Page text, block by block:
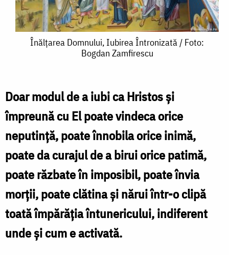
Înălțarea
Întronizată
/
Foto:
Bogdan
Zamfirescu
Înălțarea Domnului, Iubirea Întronizată / Foto:
Bogdan Zamfirescu
Doar modul de a iubi ca Hristos și
împreună cu El poate vindeca orice
neputință, poate înnobila orice inimă,
poate da curajul de a birui orice patimă,
poate răzbate în imposibil, poate învia
morții, poate clătina și nărui într-o clipă
toată împărăția întunericului, indiferent
unde și cum e activată.